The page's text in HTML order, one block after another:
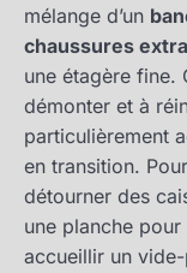
mélange d’un
chaussures
une étagère fine.
démonter et à
particulièrement
en transition.
détourner des
une planche
accueillir un